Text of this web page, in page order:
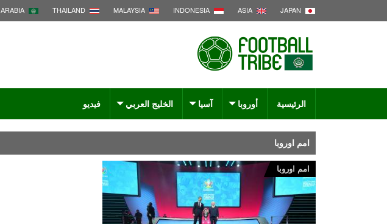
JAPAN
ASIA
INDONESIA
MALAYSIA
THAILAND
ARABIA
الرئيسية أوروبا آسيا الخليج العربي فيديو
امم اوروبا
امم اوروبا